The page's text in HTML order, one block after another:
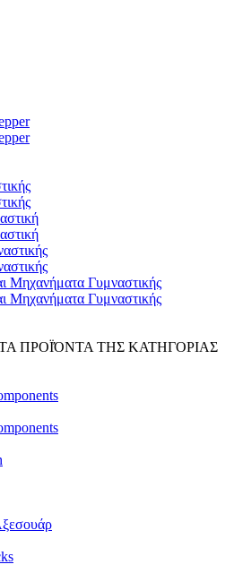
Μηχανήματα Γυμναστικής
Μηχανήματα Γυμναστικής
ΠΡΟΪΌΝΤΑ ΤΗΣ ΚΑΤΗΓΟΡΙΑΣ